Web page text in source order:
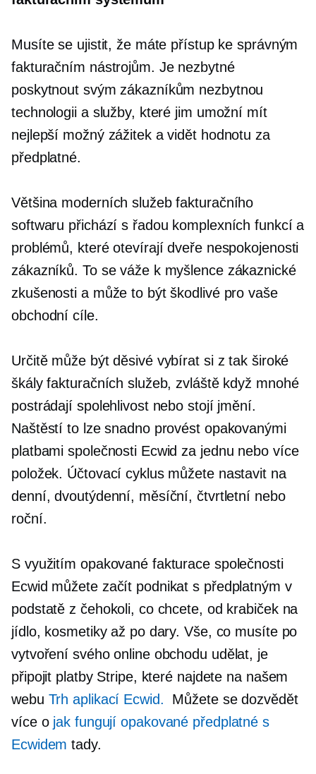
Musíte se ujistit, že máte přístup ke správným
fakturačním nástrojům. Je nezbytné
poskytnout svým zákazníkům nezbytnou
technologii a služby, které jim umožní mít
nejlepší možný zážitek a vidět hodnotu za
předplatné.
Většina moderních služeb fakturačního
softwaru přichází s řadou komplexních funkcí a
problémů, které otevírají dveře nespokojenosti
zákazníků. To se váže k myšlence zákaznické
zkušenosti a může to být škodlivé pro vaše
obchodní cíle.
Určitě může být děsivé vybírat si z tak široké
škály fakturačních služeb, zvláště když mnohé
postrádají spolehlivost nebo stojí jmění.
Naštěstí to lze snadno provést opakovanými
platbami společnosti Ecwid za jednu nebo více
položek. Účtovací cyklus můžete nastavit na
denní, dvoutýdenní, měsíční, čtvrtletní nebo
roční.
S využitím opakované fakturace společnosti
Ecwid můžete začít podnikat s předplatným v
podstatě z čehokoli, co chcete, od krabiček na
jídlo, kosmetiky až po dary. Vše, co musíte po
vytvoření svého online obchodu udělat, je
připojit platby Stripe, které najdete na našem
webu Trh aplikací Ecwid. Můžete se dozvědět
více o jak fungují opakované předplatné s
Ecwidem tady.